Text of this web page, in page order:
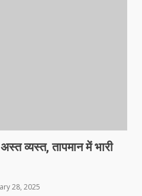
व्यस्त, तापमान में भारी
28, 2025